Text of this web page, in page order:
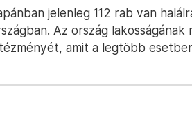
jelenleg 112 rab van
Az ország
amit a legtöbb